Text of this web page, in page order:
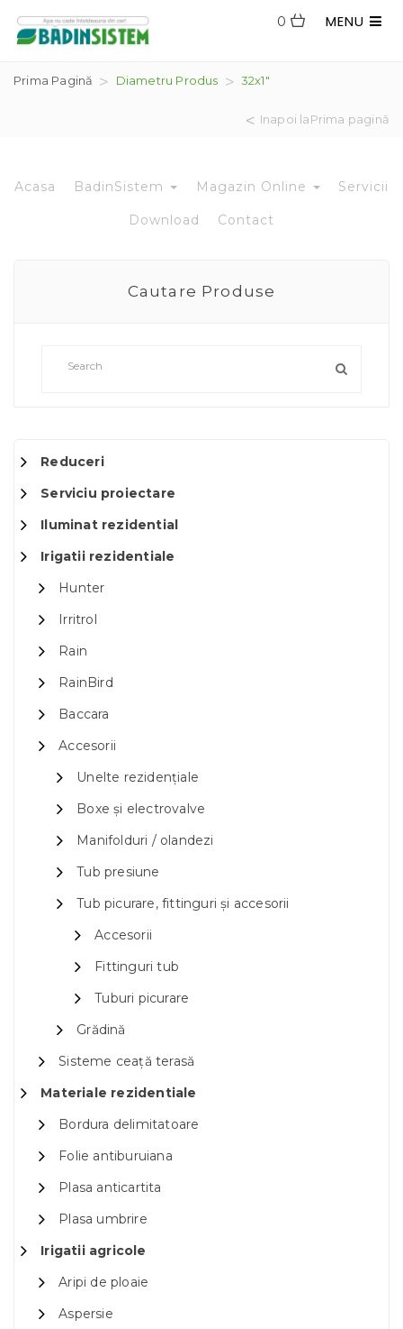
MENU
0
Prima Pagină Diametru Produs 32x1"
Inapoi laPrima pagină
Acasa BadinSistem Magazin Online Servicii
Download Contact
Cautare Produse
Reduceri
Serviciu proiectare
Iluminat rezidential
Irigatii rezidentiale
Hunter
Irritrol
Rain
RainBird
Baccara
Accesorii
Unelte rezidențiale
Boxe și electrovalve
Manifolduri / olandezi
Tub presiune
Tub picurare, fittinguri și accesorii
Accesorii
Fittinguri tub
Tuburi picurare
Grădină
Sisteme ceață terasă
Materiale rezidentiale
Bordura delimitatoare
Folie antiburuiana
Plasa anticartita
Plasa umbrire
Irigatii agricole
Aripi de ploaie
Aspersie